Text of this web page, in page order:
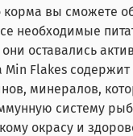
вы сможете
необходимые
оставались
Flakes содержит
минералов,
систему
окрасу и